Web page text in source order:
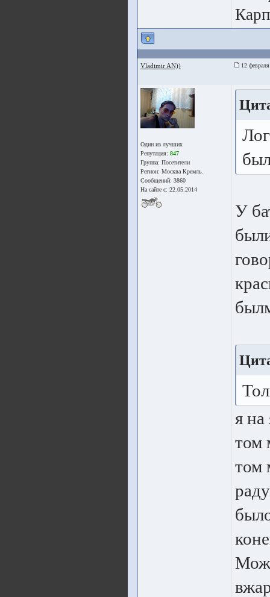
Vladimir AN)) 12
Один из лучших
Репутация: 847
Группа: Посетители
Регион: Москва Кремль.
Сообщений: 3860
На сайте с: 22.05.2014
У
я
том
том